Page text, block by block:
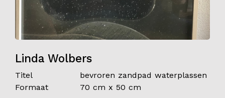
Linda Wolbers
Titel
bevroren zandpad waterplassen
Formaat
70 cm x 50 cm